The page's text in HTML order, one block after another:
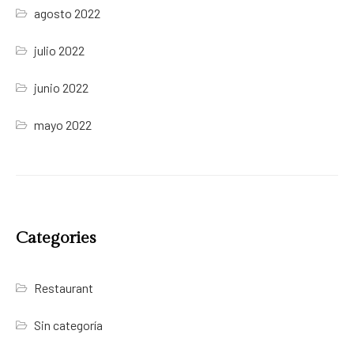
agosto 2022
julio 2022
junio 2022
mayo 2022
Categories
Restaurant
Sin categoría